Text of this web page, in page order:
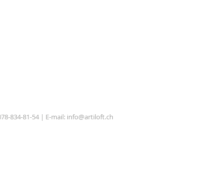
834-81-54 | E-mail: info@artiloft.ch